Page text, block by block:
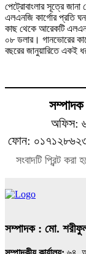
পেট্রোবাংলার সূত্রে
এলএনজি কার্গোর প্রতি
কাছ থেকে আরেকটি
০৮ ডলার। গানভোরের
বছরের জানুয়ারিতে একই
অফিস:
ফোন:
সংবাদটি প্রিন্ট
সম্পাদক : মো.